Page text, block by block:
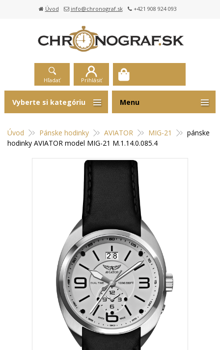
Úvod info@chronograf.sk +421 908 924 093
Hľadať Prihlásiť
Úvod Pánske hodinky AVIATOR MIG-21
pánske
hodinky AVIATOR model MIG-21 M.1.14.0.085.4
Vyberte si kategóriu Menu